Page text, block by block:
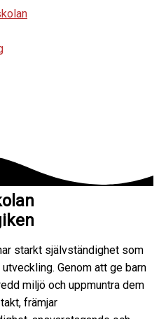
starkt självständighet som
Genom att ge barn
miljö och uppmuntra dem
främjar